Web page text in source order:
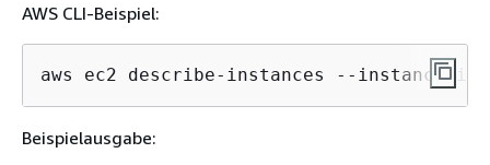
AWS CLI-Beispiel:
aws ec2 describe-instances --instance-
Beispielausgabe: